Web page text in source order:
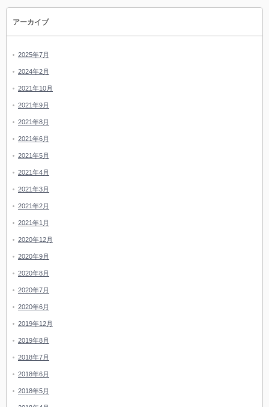
アーカイブ
2025年7月
2024年2月
2021年10月
2021年9月
2021年8月
2021年6月
2021年5月
2021年4月
2021年3月
2021年2月
2021年1月
2020年12月
2020年9月
2020年8月
2020年7月
2020年6月
2019年12月
2019年8月
2018年7月
2018年6月
2018年5月